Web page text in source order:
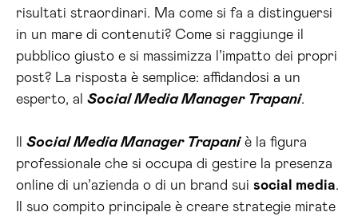
risultati straordinari. Ma come si fa a distinguersi
in un mare di contenuti? Come si raggiunge il
pubblico giusto e si massimizza l’impatto dei propri
post? La risposta è semplice: affidandosi a un
esperto, al Social Media Manager Trapani.
Social Media Manager Trapaniè la figura
professionale che si occupa di gestire la presenza
online di un’azienda o di un brand sui social media.
Il suo compito principale è creare strategie mirate